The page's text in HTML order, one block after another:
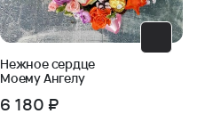
Нежное сердце
Моему Ангелу
6 180 ₽